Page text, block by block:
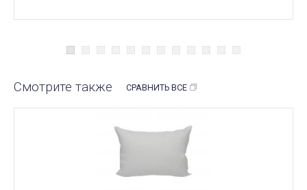
Смотрите также СРАВНИТЬ ВСЕ